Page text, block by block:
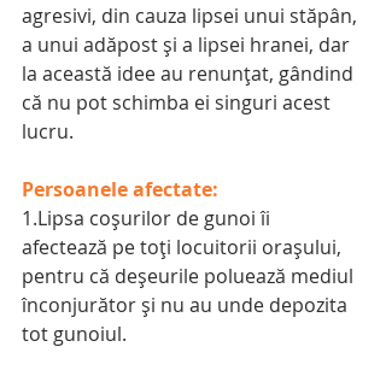
agresivi, din cauza lipsei unui stăpân,
a unui adăpost şi a lipsei hranei, dar
la această idee au renunţat, gândind
că nu pot schimba ei singuri acest
lucru.
Persoanele afectate:
1.Lipsa coşurilor de gunoi îi
afectează pe toţi locuitorii oraşului,
pentru că deşeurile poluează mediul
înconjurător şi nu au unde depozita
tot gunoiul.